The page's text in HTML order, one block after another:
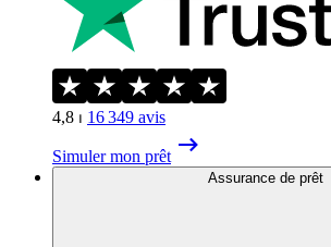
4,8 ⏐ 16 349 avis
Simuler mon prêt
Assurance de prêt